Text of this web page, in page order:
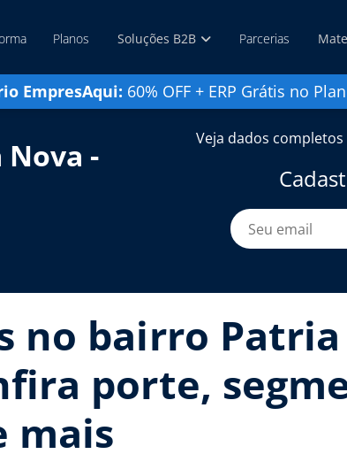
Planos Soluções B2B Parcerias
EmpresAqui: 60% OFF + ERP Grátis no
Nova -
Veja dados
no bairro
porte,
mais